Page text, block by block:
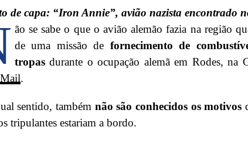
de capa: “Iron Annie”, avião nazista encontrado
ão se sabe o que o avião alemão fazia na região
de uma missão de fornecimento de
tropasdurante o ocupação alemã em Rodes, na
.
sentido, também não são conhecidos os motivos
tripulantes estariam a bordo.